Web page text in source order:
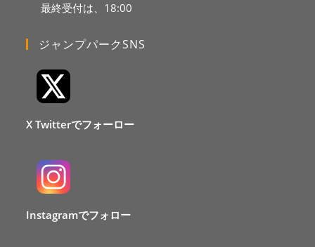
最終受付は、18:00
ジャンプパークSNS
X Twitterでフォーロー
Instagramでフォロー